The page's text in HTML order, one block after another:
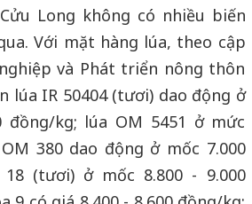
Long không có nhiều biến
Với mặt hàng lúa, theo cập
và Phát triển nông thôn
lúa IR 50404 (tươi) dao động ở
đồng/kg; lúa OM 5451 ở mức
380 dao động ở mốc 7.000
(tươi) ở mốc 8.800 - 9.000